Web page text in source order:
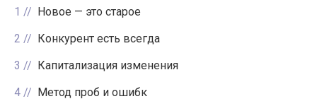
1
Новое — это старое
2
Конкурент есть всегда
3
Капитализация изменения
4
Метод проб и ошибк